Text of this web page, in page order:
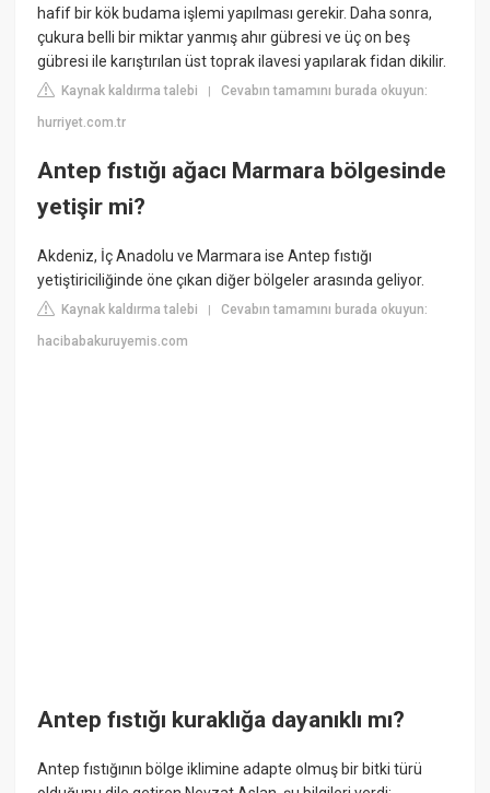
hafif bir kök budama işlemi yapılması gerekir. Daha sonra,
çukura belli bir miktar yanmış ahır gübresi ve üç on beş
gübresi ile karıştırılan üst toprak ilavesi yapılarak fidan dikilir.
Kaynak kaldırma talebi |Cevabın tamamını burada okuyun:
hurriyet.com.tr
Antep fıstığı ağacı Marmara bölgesinde
yetişir mi?
Akdeniz, İç Anadolu ve Marmara ise Antep fıstığı
yetiştiriciliğinde öne çıkan diğer bölgeler arasında geliyor.
Kaynak kaldırma talebi |Cevabın tamamını burada okuyun:
hacibabakuruyemis.com
Antep fıstığı kuraklığa dayanıklı mı?
Antep fıstığının bölge iklimine adapte olmuş bir bitki türü